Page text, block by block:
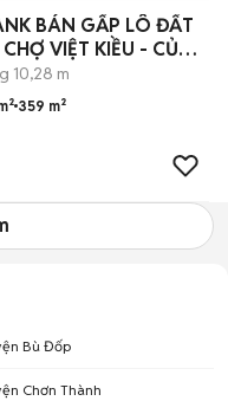
BÁN GẤP LÔ ĐẤT
VIỆT KIỀU - CỦ
10,28 m
359 m²
Bù Đốp
Chơn Thành